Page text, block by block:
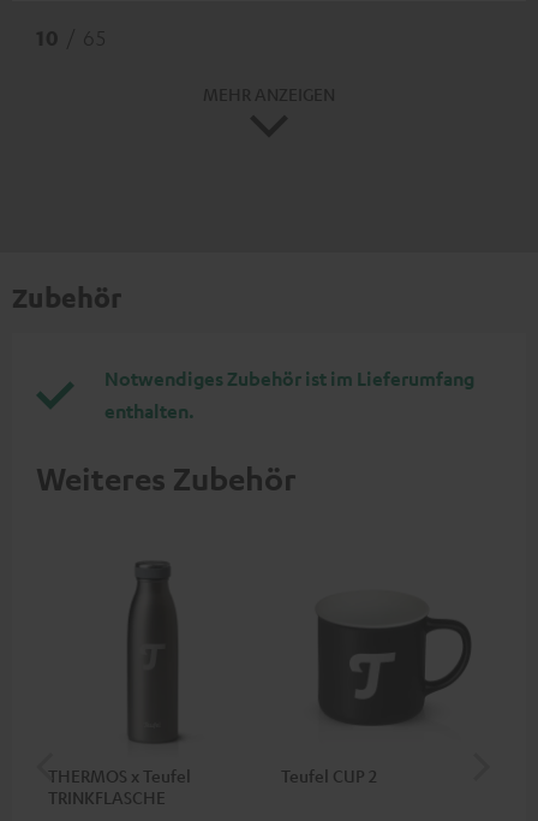
Zubehör
Notwendiges Zubehör ist im Lieferumfang
enthalten.
Weiteres Zubehör
THERMOS x Teufel
TRINKFLASCHE
Teufel CUP 2